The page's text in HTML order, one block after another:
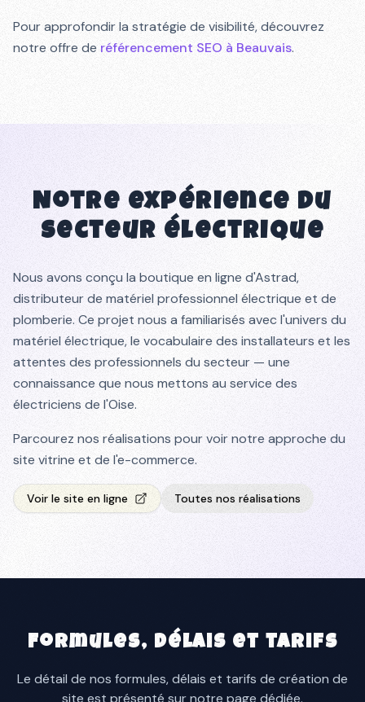
Pour approfondir la stratégie de visibilité, découvrez
notre offre de référencement SEO à Beauvais.
Notre expérience du
secteur électrique
Nous avons conçu la boutique en ligne d'Astrad,
distributeur de matériel professionnel électrique et de
plomberie. Ce projet nous a familiarisés avec l'univers du
matériel électrique, le vocabulaire des installateurs et les
attentes des professionnels du secteur — une
connaissance que nous mettons au service des
électriciens de l'Oise.
Parcourez nos réalisations pour voir notre approche du
site vitrine et de l'e-commerce.
Voir le site en ligne Toutes nos réalisations
Formules, délais et tarifs
Le détail de nos formules, délais et tarifs de création de
site est présenté sur notre page dédiée.